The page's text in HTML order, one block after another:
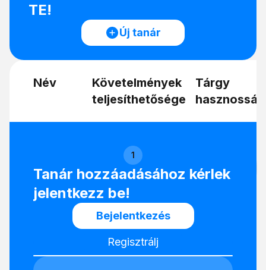
TE!
Új tanár
Név
Követelmények
teljesíthetősége
Tárgy
1
Tanár hozzáadásához kérlek
jelentkezz be!
Bejelentkezés
Regisztrálj